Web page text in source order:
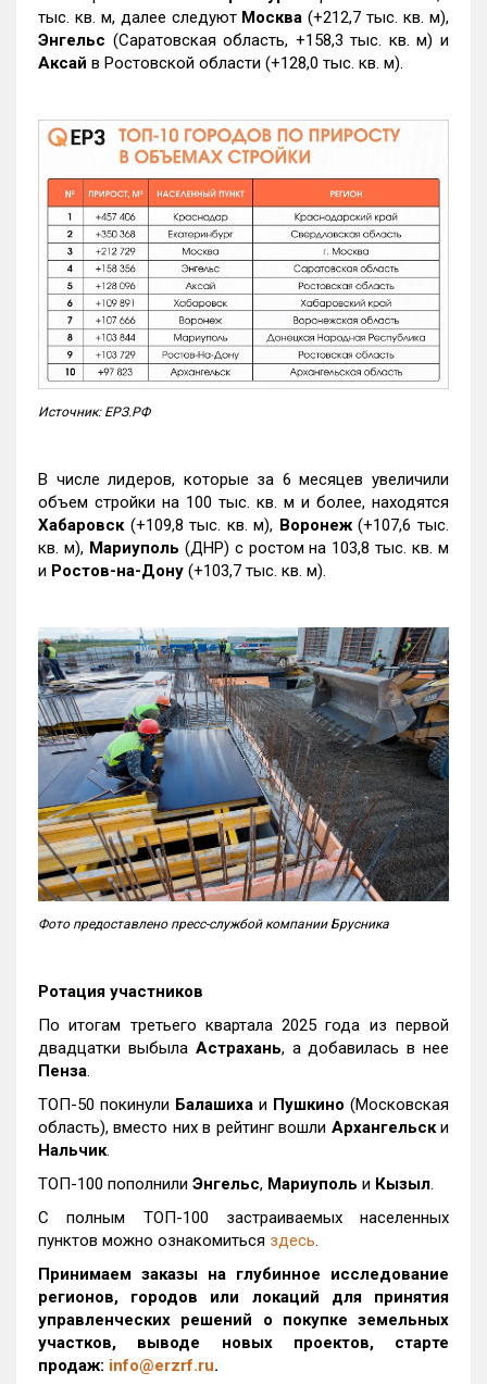
тыс. кв. м, далее следуют Москва (+212,7 тыс. кв. м),
Энгельс (Саратовская область, +158,3 тыс. кв. м) и
Аксай в Ростовской области (+128,0 тыс. кв. м).
Источник: ЕРЗ.РФ
В числе лидеров, которые за 6 месяцев увеличили
объем стройки на 100 тыс. кв. м и более, находятся
Хабаровск (+109,8 тыс. кв. м), Воронеж(+107,6 тыс.
кв. м), Мариуполь (ДНР) с ростом на 103,8 тыс. кв. м
и Ростов-на-Дону (+103,7 тыс. кв. м).
Фото предоставлено пресс-службой компании Брусника
Ротация участников
По итогам третьего квартала 2025 года из первой
двадцатки выбыла Астрахань, а добавилась в нее
Пенза.
ТОП-50 покинули Балашиха и Пушкино (Московская
область), вместо них в рейтинг вошли Архангельски
Нальчик.
ТОП-100 пополнили Энгельс, Мариуполь и Кызыл.
С полным ТОП-100 застраиваемых населенных
пунктов можно ознакомиться здесь.
Принимаем заказы на глубинное исследование
регионов, городов или локаций для принятия
управленческих решений о покупке земельных
участков, выводе новых проектов, старте
продаж: info@erzrf.ru.